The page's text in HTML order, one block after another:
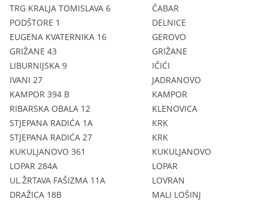
TRG KRALJA TOMISLAVA 6
ČABAR
PODŠTORE 1
DELNICE
EUGENA KVATERNIKA 16
GEROVO
GRIŽANE 43
GRIŽANE
LIBURNIJSKA 9
IČIĆI
IVANI 27
JADRANOVO
KAMPOR 394 B
KAMPOR
RIBARSKA OBALA 12
KLENOVICA
STJEPANA RADIĆA 1A
KRK
STJEPANA RADIĆA 27
KRK
KUKULJANOVO 361
KUKULJANOVO
LOPAR 284A
LOPAR
UL.ŽRTAVA FAŠIZMA 11A
LOVRAN
DRAŽICA 18B
MALI LOŠINJ